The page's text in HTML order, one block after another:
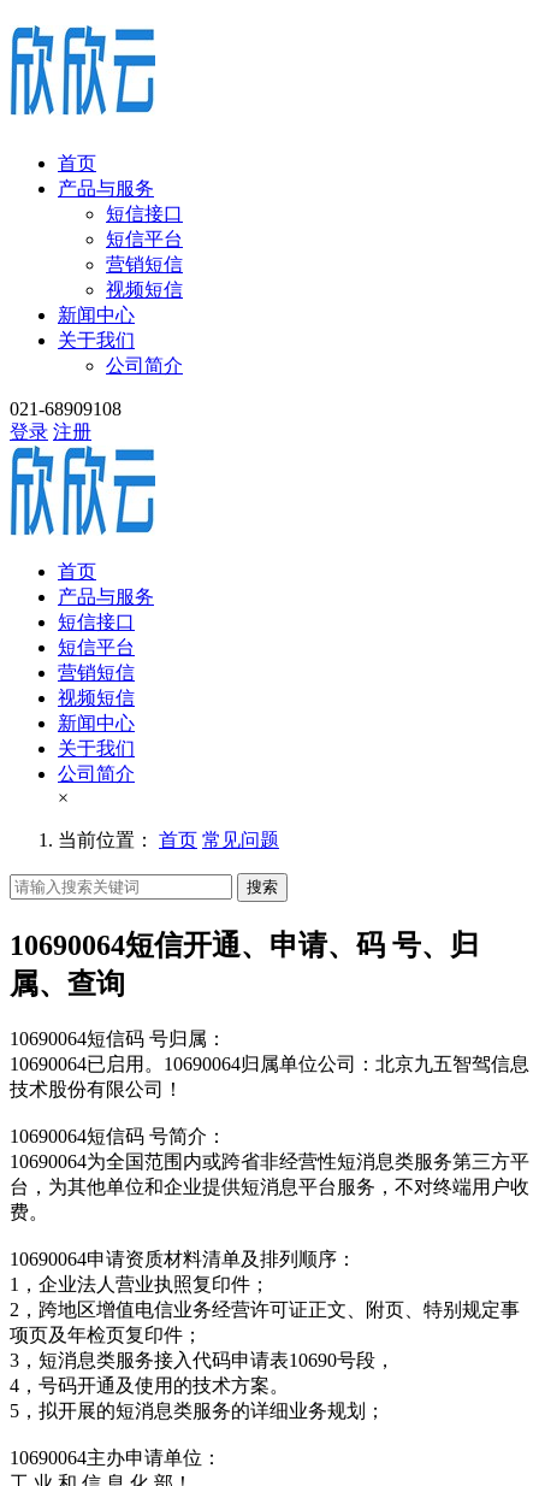
首页
产品与服务
短信接口
短信平台
营销短信
视频短信
新闻中心
关于我们
公司简介
021-68909108
登录 注册
首页
产品与服务
短信接口
短信平台
营销短信
视频短信
新闻中心
关于我们
公司简介
×
当前位置： 首页 常见问题
搜索
10690064短信开通、申请、码 号、归
属、查询
10690064短信码 号归属：
10690064已启用。10690064归属单位公司：北京九五智驾信息
技术股份有限公司！
10690064短信码 号简介：
10690064为全国范围内或跨省非经营性短消息类服务第三方平
台，为其他单位和企业提供短消息平台服务，不对终端用户收
费。
10690064申请资质材料清单及排列顺序：
1，企业法人营业执照复印件；
2，跨地区增值电信业务经营许可证正文、附页、特别规定事
项页及年检页复印件；
3，短消息类服务接入代码申请表10690号段，
4，号码开通及使用的技术方案。
5，拟开展的短消息类服务的详细业务规划；
10690064主办申请单位：